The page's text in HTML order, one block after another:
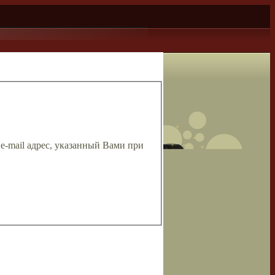
mail адрес, указанный Вами при